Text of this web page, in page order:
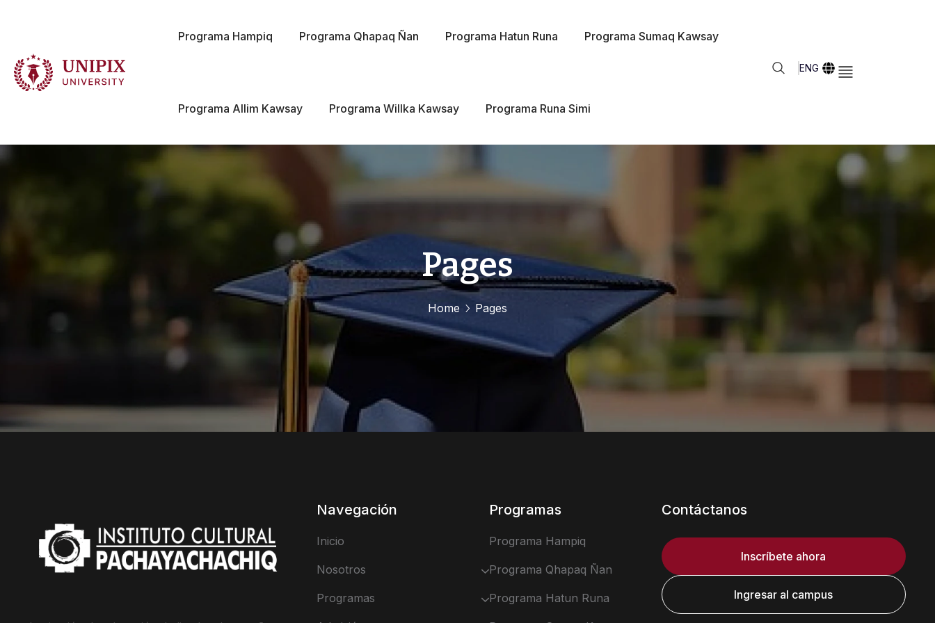
Programa Hampiq Programa Qhapaq Ñan Programa Hatun Runa Programa Sumaq Kawsay
Programa Allim Kawsay Programa Willka Kawsay Programa Runa Simi
ENG
Pages
Home Pages
Navegación
Inicio
Nosotros
Programas
Programas
Programa Hampiq
Programa Qhapaq Ñan
Programa Hatun Runa
Contáctanos
Inscríbete ahora
Ingresar al campus